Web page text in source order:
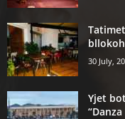
30 July,
Yjet